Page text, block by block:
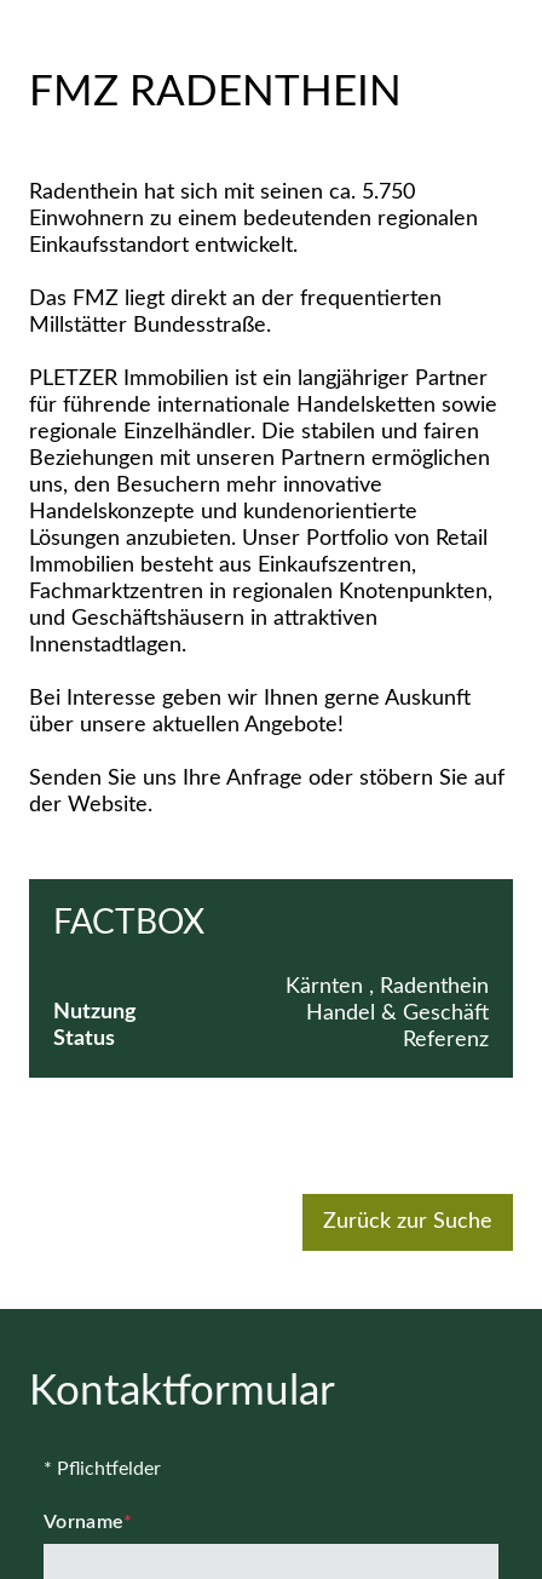
FMZ RADENTHEIN
Radenthein hat sich mit seinen ca. 5.750
Einwohnern zu einem bedeutenden regionalen
Einkaufsstandort entwickelt.
Das FMZ liegt direkt an der frequentierten
Millstätter Bundesstraße.
PLETZER Immobilien ist ein langjähriger Partner
für führende internationale Handelsketten sowie
regionale Einzelhändler. Die stabilen und fairen
Beziehungen mit unseren Partnern ermöglichen
uns, den Besuchern mehr innovative
Handelskonzepte und kundenorientierte
Lösungen anzubieten. Unser Portfolio von Retail
Immobilien besteht aus Einkaufszentren,
Fachmarktzentren in regionalen Knotenpunkten,
und Geschäftshäusern in attraktiven
Innenstadtlagen.
Bei Interesse geben wir Ihnen gerne Auskunft
über unsere aktuellen Angebote!
Senden Sie uns Ihre Anfrage oder stöbern Sie auf
der Website.
FACTBOX
Kärnten , Radenthein
Nutzung
Handel & Geschäft
Status
Referenz
Zurück zur Suche
Kontaktformular
* Pflichtfelder
Vorname*